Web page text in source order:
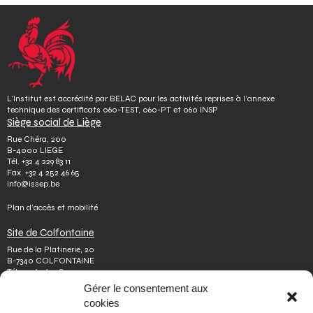
Gérer le consentement aux
cookies
L’Institut est accrédité par BELAC pour les activités reprises à l’annexe
technique des certificats 060-TEST, 060-PT et 060 INSP
Siège social de Liège
Rue Chéra, 200
B-4000 LIEGE
Tél. +32 4 229 83 11
Fax. +32 4 252 46 65
info@issep.be
Plan d’accès et mobilité
Site de Colfontaine
Rue de la Platinerie, 20
B-7340 COLFONTAINE
Tél.+32 65 610 813
colfontaine@issep.be